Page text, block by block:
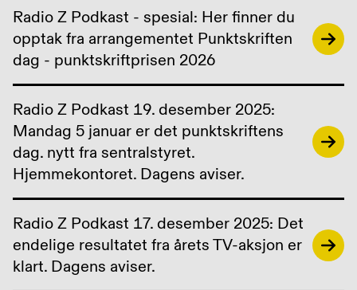
Radio Z Podkast - spesial: Her finner du
opptak fra arrangementet Punktskriften
dag - punktskriftprisen 2026
Radio Z Podkast 19. desember 2025:
Mandag 5 januar er det punktskriftens
dag. nytt fra sentralstyret.
Hjemmekontoret. Dagens aviser.
Radio Z Podkast 17. desember 2025: Det
endelige resultatet fra årets TV-aksjon er
klart. Dagens aviser.